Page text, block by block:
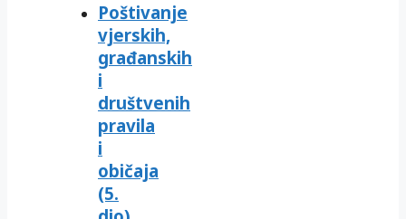
Poštivanje
vjerskih,
građanskih
i
društvenih
pravila
i
običaja
(5.